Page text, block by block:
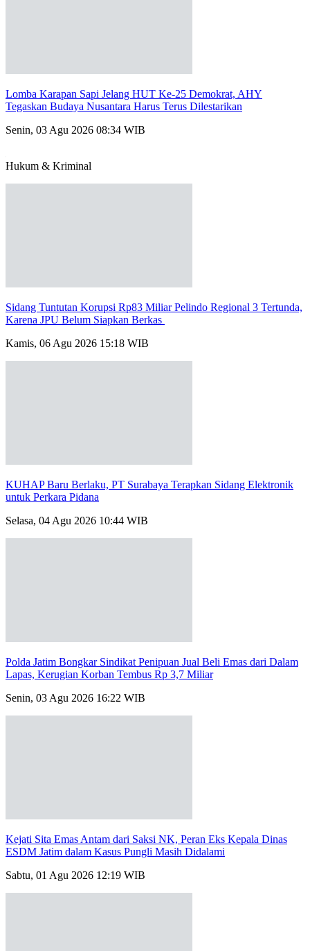
Lomba Karapan Sapi Jelang HUT Ke-25 Demokrat, AHY
Tegaskan Budaya Nusantara Harus Terus Dilestarikan
Senin, 03 Agu 2026 08:34 WIB
Hukum & Kriminal
Sidang Tuntutan Korupsi Rp83 Miliar Pelindo Regional 3 Tertunda,
Karena JPU Belum Siapkan Berkas
Kamis, 06 Agu 2026 15:18 WIB
KUHAP Baru Berlaku, PT Surabaya Terapkan Sidang Elektronik
untuk Perkara Pidana
Selasa, 04 Agu 2026 10:44 WIB
Polda Jatim Bongkar Sindikat Penipuan Jual Beli Emas dari Dalam
Lapas, Kerugian Korban Tembus Rp 3,7 Miliar
Senin, 03 Agu 2026 16:22 WIB
Kejati Sita Emas Antam dari Saksi NK, Peran Eks Kepala Dinas
ESDM Jatim dalam Kasus Pungli Masih Didalami
Sabtu, 01 Agu 2026 12:19 WIB